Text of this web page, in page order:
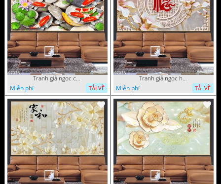
Tranh giả ngọc cá Koi
Miễn phí
TẢI VỀ
Tranh giả ngọc hoa cổ điển
Miễn phí
TẢI VỀ